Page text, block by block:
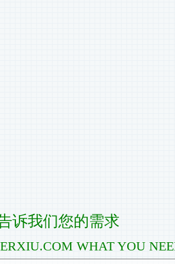
诉我们您的需求
WHAT YOU